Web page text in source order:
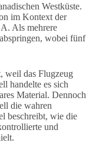
Westküste.
im Kontext der
Als mehrere
wobei fünf
weil das Flugzeug
handelte es sich
Material. Dennoch
die wahren
beschreibt, wie die
und